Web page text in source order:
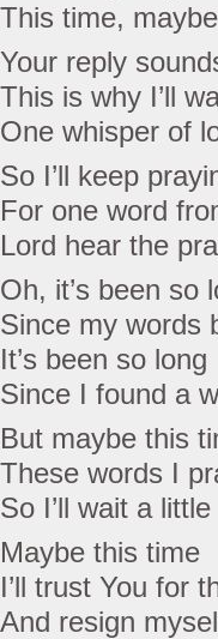
This time,
Your reply
This is why I’ll
One whisper of
So I’ll keep
For one word
Lord hear the
Oh, it’s been so
Since my words
It’s been so long
Since I found a
But maybe this
These words I
So I’ll wait a
Maybe this time
I’ll trust You for
And resign